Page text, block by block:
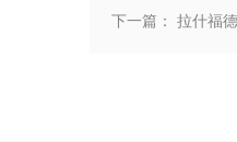
下一篇： 拉什福